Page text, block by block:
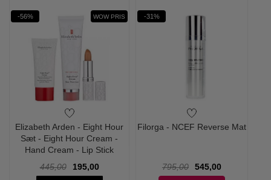
-56% WOW PRIS
Elizabeth Arden - Eight Hour
Sæt - Eight Hour Cream -
Hand Cream - Lip Stick
445,00
195,00
-31%
Filorga - NCEF Reverse Mat
795,00
545,00